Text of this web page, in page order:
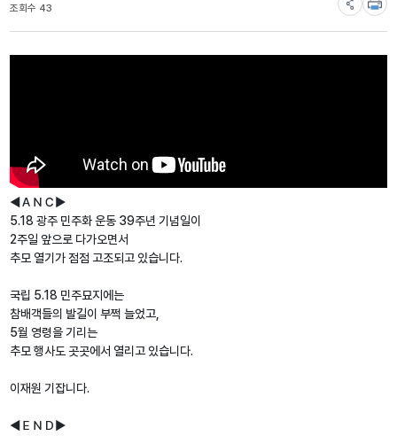
조회수 43
◀ＡＮＣ▶
5.18 광주 민주화 운동 39주년 기념일이
2주일 앞으로 다가오면서
추모 열기가 점점 고조되고 있습니다.
국립 5.18 민주묘지에는
참배객들의 발길이 부쩍 늘었고,
5월 영령을 기리는
추모 행사도 곳곳에서 열리고 있습니다.
이재원 기잡니다.
◀ＥＮＤ▶